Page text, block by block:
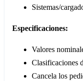
Sistemas/
Especificaciones:
Valores
Clasificaciones
Cancela los